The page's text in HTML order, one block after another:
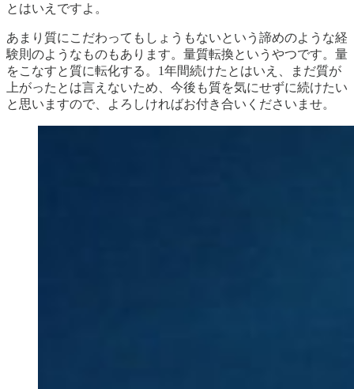
とはいえですよ。
あまり質にこだわってもしょうもないという諦めのような経
験則のようなものもあります。量質転換というやつです。量
をこなすと質に転化する。1年間続けたとはいえ、まだ質が
上がったとは言えないため、今後も質を気にせずに続けたい
と思いますので、よろしければお付き合いくださいませ。